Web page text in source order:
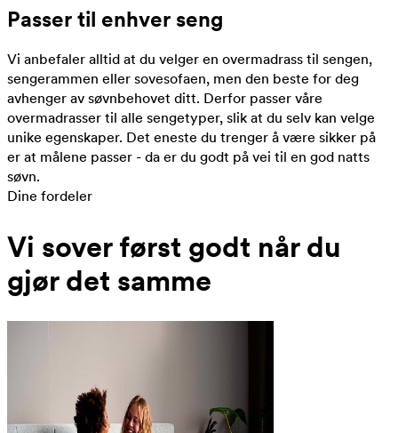
Passer til enhver seng
Vi anbefaler alltid at du velger en overmadrass til sengen,
sengerammen eller sovesofaen, men den beste for deg
avhenger av søvnbehovet ditt. Derfor passer våre
overmadrasser til alle sengetyper, slik at du selv kan velge
unike egenskaper. Det eneste du trenger å være sikker på
er at målene passer - da er du godt på vei til en god natts
søvn.
Dine fordeler
Vi sover først godt når du
gjør det samme